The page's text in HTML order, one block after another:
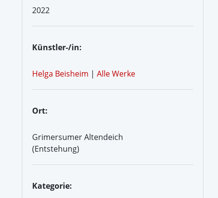
2022
Künstler-/in:
Helga Beisheim | Alle Werke
Ort:
Grimersumer Altendeich
(Entstehung)
Kategorie: